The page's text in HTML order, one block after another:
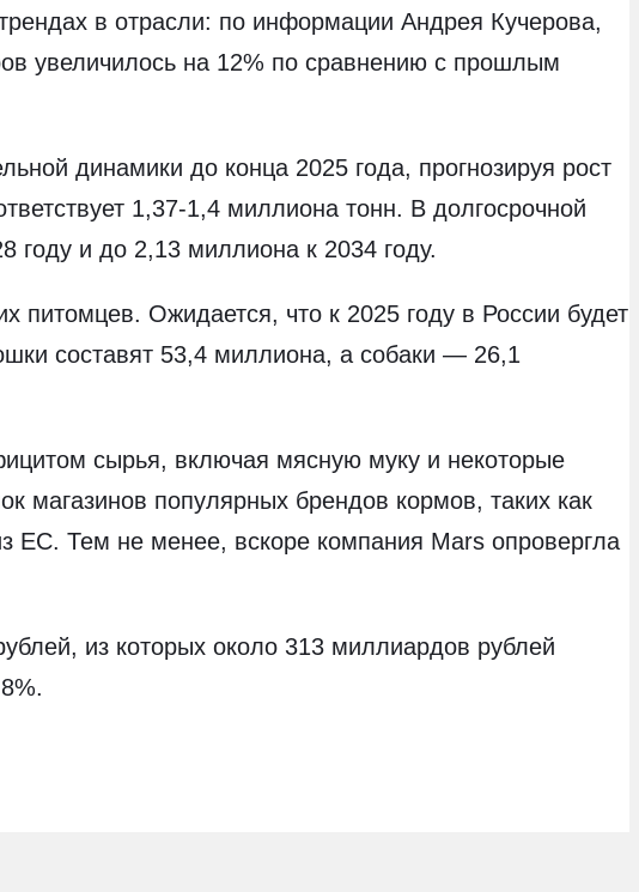
в отрасли: по информации Андрея Кучерова,
увеличилось на 12% по сравнению с прошлым
динамики до конца 2025 года, прогнозируя рост
1,37-1,4 миллиона тонн. В долгосрочной
году и до 2,13 миллиона к 2034 году.
Ожидается, что к 2025 году в России будет
составят 53,4 миллиона, а собаки — 26,1
сырья, включая мясную муку и некоторые
магазинов популярных брендов кормов, таких как
ЕС. Тем не менее, вскоре компания Mars опровергла
из которых около 313 миллиардов рублей